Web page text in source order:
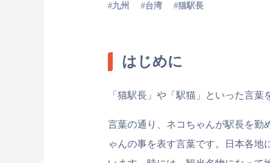
九州 台湾 猫駅長
はじめに
「猫駅長」や「駅猫」といった言葉
言葉の通り、ネコちゃんが駅長を勤
ゃんの事を表す言葉です。日本各地